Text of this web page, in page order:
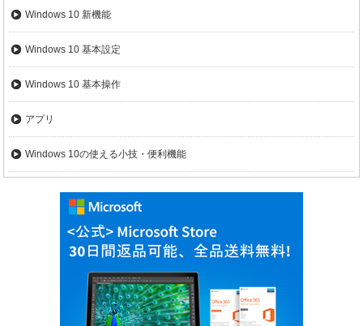
Windows 10 新機能
Windows 10 基本設定
Windows 10 基本操作
アプリ
Windows 10の使える小技・便利機能